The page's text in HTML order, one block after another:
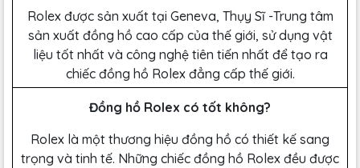
Rolex được sản xuất tại Geneva, Thụy Sĩ -Trung tâm
sản xuất đồng hồ cao cấp của thế giới, sử dụng vật
liệu tốt nhất và công nghệ tiên tiến nhất để tạo ra
chiếc đồng hồ Rolex đẳng cấp thế giới.
Đồng hồ Rolex có tốt không?
Rolex là một thương hiệu đồng hồ có thiết kế sang
trọng và tinh tế. Những chiếc đồng hồ Rolex đều được